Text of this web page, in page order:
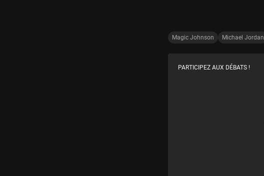
Magic Johnson Michael Jordan
PARTICIPEZ AUX DÉBATS !